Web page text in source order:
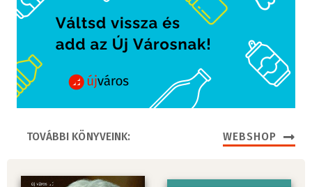
TOVÁBBI KÖNYVEINK: WEBSHOP